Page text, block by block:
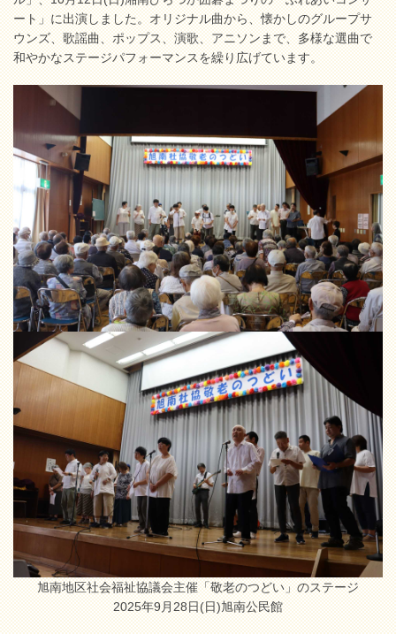
ート」に出演しました。オリジナル曲から、懐かしのグループサ
ウンズ、歌謡曲、ポップス、演歌、アニソンまで、多様な選曲で
和やかなステージパフォーマンスを繰り広げています。
旭南地区社会福祉協議会主催「敬老のつどい」のステージ
2025年9月28日(日)旭南公民館